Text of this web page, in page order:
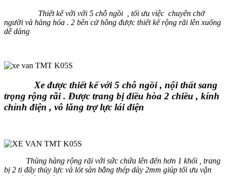
Thiết kế với với 5 chỗ ngồi , tối ưu việc chuyên chở
người và hàng hóa . 2 bên cử hông được thiết kế rộng rãi lên xuống
dễ dàng
Xe được thiết kế với 5 chỗ ngồi , nội thất sang
trọng rộng rãi . Được trang bị điều hòa 2 chiều , kính
chỉnh điện , vô lăng trợ lực lái điện
Thùng hàng rộng rãi với sức chứa lên đến hơn 1 khối , trang
bị 2 ti đẩy thủy lực và lót sàn bằng thép dày 2mm giúp tối ưu vận